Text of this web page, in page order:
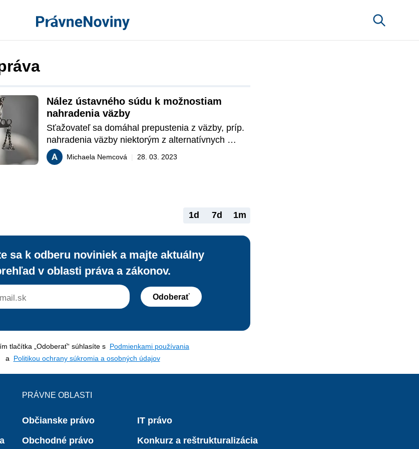
Nález ústavného súdu k možnostiam
nahradenia väzby
Sťažovateľ sa domáhal prepustenia z väzby, príp.
nahradenia väzby niektorým z alternatívnych
inštitútov. Okresný súd jeho žiadosť zamietol,
rovnako aj krajský súd. Sťažovateľova manželka
matky sťažovateľa na základe zmluvy o pôžičke.
nepovažoval za preukázanú legalitu pôvodu
predmetných peňažných prostriedkov. Došlo
v prípade k porušeniu základných práv
sťažovateľa?
Michaela Nemcová 28. 03. 2023
1d 7d 1m
sa k odberu noviniek a majte aktuálny
v oblasti práva a zákonov.
Odoberať
tlačítka „Odoberať“ súhlasíte s Podmienkami používania
a Politikou ochrany súkromia a osobných údajov
PRÁVNE OBLASTI
Občianske právo
Obchodné právo
IT právo
Konkurz a reštrukturalizácia